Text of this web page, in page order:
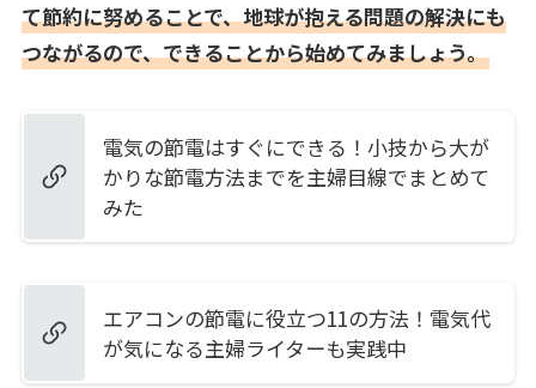
て節約に努めることで、地球が抱える問題の解決にも
つながるので、できることから始めてみましょう。
電気の節電はすぐにできる！小技から大が
かりな節電方法までを主婦目線でまとめて
みた
エアコンの節電に役立つ11の方法！電気代
が気になる主婦ライターも実践中